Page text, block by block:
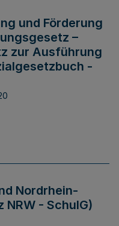
und Förderung
–
zur Ausführung
-
Nordrhein-
- SchulG)